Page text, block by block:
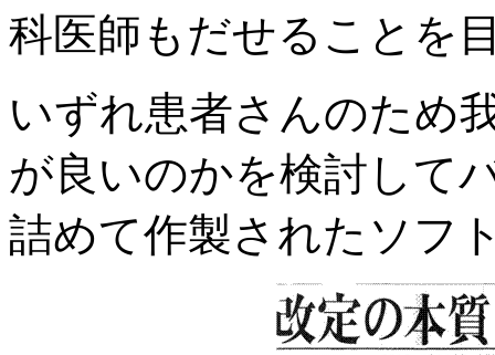
科医師もだせることを
いずれ患者さんのため
が良いのかを検討して
詰めて作製されたソフ